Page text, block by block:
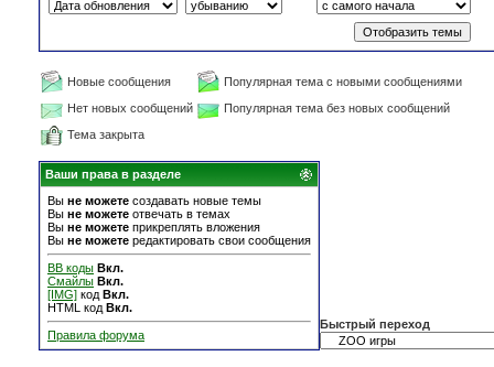
Новые сообщения
Популярная тема с новыми сообщениями
Нет новых сообщений
Популярная тема без новых сообщений
Тема закрыта
Ваши права в разделе
Вы не можете создавать новые темы
Вы не можете отвечать в темах
Вы не можете прикреплять вложения
Вы не можете редактировать свои сообщения
BB коды Вкл.
Смайлы Вкл.
[IMG] код Вкл.
HTML код Вкл.
Правила форума
Быстрый переход